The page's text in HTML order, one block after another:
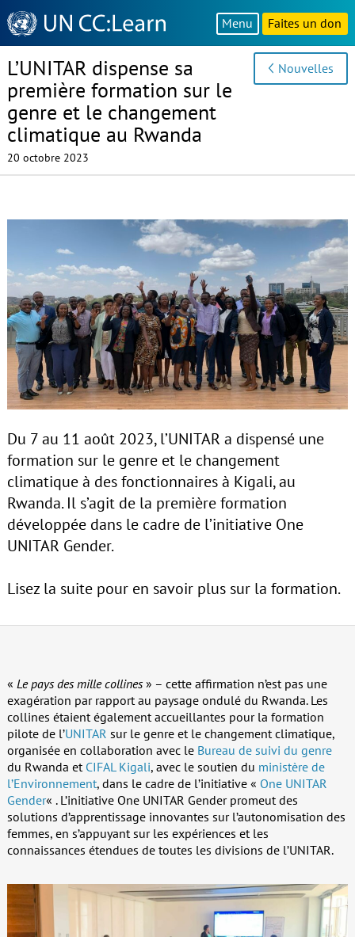
Knowledge
Sharing
Platform
Menu Faites un don
L’UNITAR dispense sa
première formation sur le
genre et le changement
climatique au Rwanda
20 octobre 2023
Nouvelles
Du 7 au 11 août 2023, l’UNITAR a dispensé une
formation sur le genre et le changement
climatique à des fonctionnaires à Kigali, au
Rwanda. Il s’agit de la première formation
développée dans le cadre de l’initiative One
UNITAR Gender.
Lisez la suite pour en savoir plus sur la formation.
« Le pays des mille collines» – cette affirmation n’est pas une
exagération par rapport au paysage ondulé du Rwanda. Les
collines étaient également accueillantes pour la formation
pilote de l’UNITAR sur le genre et le changement climatique,
organisée en collaboration avec le Bureau de suivi du genre
du Rwanda et CIFAL Kigali, avec le soutien du ministère de
l’Environnement, dans le cadre de l’initiative « One UNITAR
Gender« . L’initiative One UNITAR Gender promeut des
solutions d’apprentissage innovantes sur l’autonomisation des
femmes, en s’appuyant sur les expériences et les
connaissances étendues de toutes les divisions de l’UNITAR.